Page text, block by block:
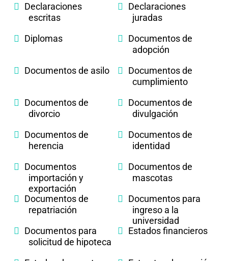
Declaraciones
escritas
Declaraciones
juradas
Diplomas
Documentos de
adopción
Documentos de asilo
Documentos de
cumplimiento
Documentos de
divorcio
Documentos de
divulgación
Documentos de
herencia
Documentos de
identidad
Documentos
importación y
exportación
Documentos de
mascotas
Documentos de
repatriación
Documentos para
ingreso a la
universidad
Documentos para
solicitud de hipoteca
Estados financieros